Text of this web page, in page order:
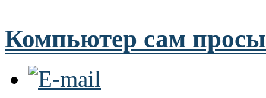
Компьютер сам